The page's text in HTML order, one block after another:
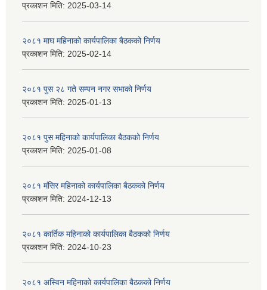
प्रकाशन मिति: 2025-03-14
२०८१ माघ महिनाको कार्यपालिका बैठकको निर्णय
प्रकाशन मिति: 2025-02-14
२०८१ पुस २८ गते सम्प‍न नगर सभाको निर्णय
प्रकाशन मिति: 2025-01-13
२०८१ पुस महिनाको कार्यपालिका बैठकको निर्णय
प्रकाशन मिति: 2025-01-08
२०८१ मंसिर महिनाको कार्यपालिका बैठकको निर्णय
प्रकाशन मिति: 2024-12-13
२०८१ कार्तिक महिनाको कार्यपालिका बैठकको निर्णय
प्रकाशन मिति: 2024-10-23
२०८१ अस्विन महिनाको कार्यपालिका बैठकको निर्णय